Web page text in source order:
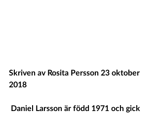
Skriven av Rosita Persson 23 oktober
2018